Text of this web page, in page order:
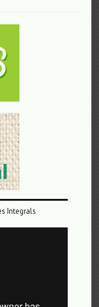
Integrals